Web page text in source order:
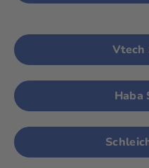
Vtech
Haba